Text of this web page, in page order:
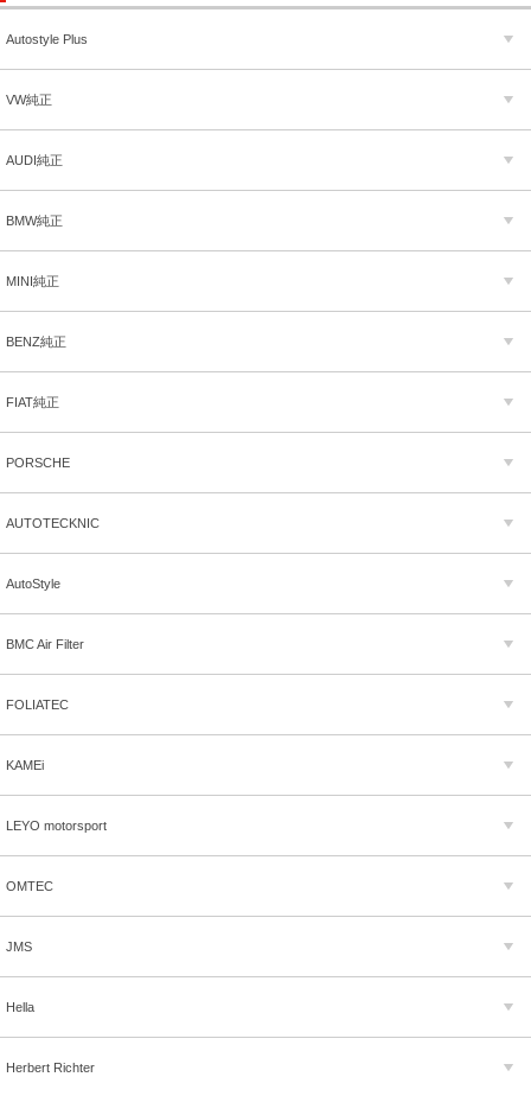
Autostyle Plus
VW純正
AUDI純正
BMW純正
MINI純正
BENZ純正
FIAT純正
PORSCHE
AUTOTECKNIC
AutoStyle
BMC Air Filter
FOLIATEC
KAMEi
LEYO motorsport
OMTEC
JMS
Hella
Herbert Richter